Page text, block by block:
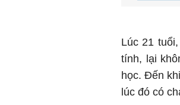
Lúc 21
tính, lại
học. Đến
lúc đó có